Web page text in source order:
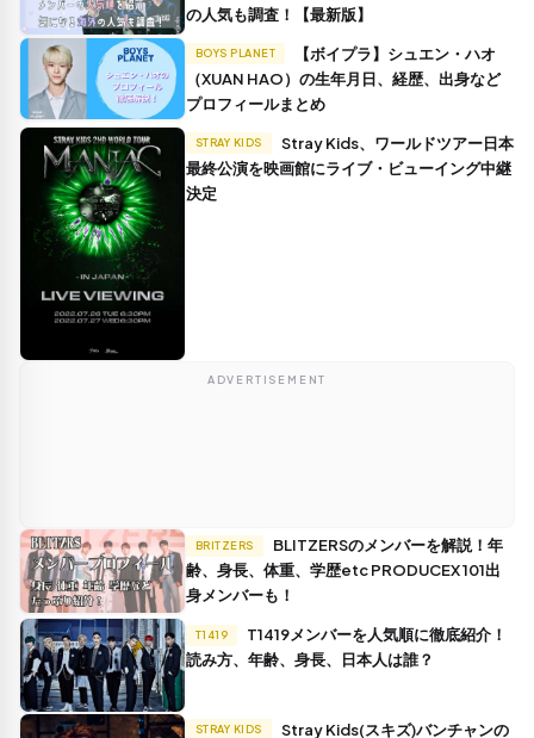
の人気も調査！【最新版】
BOYS PLANET
（XUAN HAO）の生年月日、経歴、出身など
プロフィールまとめ
STRAY KIDS
最終公演を映画館にライブ・ビューイング中継
決定
ADVERTISEMENT
BRITZERS
齢、身長、体重、学歴etc PRODUCEX 101出
身メンバーも！
T1419
読み方、年齢、身長、日本人は誰？
STRAY KIDS